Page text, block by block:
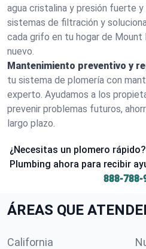
agua cristalina y presión fuerte
sistemas de filtración y
cada grifo en tu hogar de Mount
nuevo.
Mantenimiento preventivo y
tu sistema de plomería con
experto. Ayudamos a los
prevenir problemas futuros,
largo plazo.
¿Necesitas un plomero
Plumbing ahora para recibir
888-788-
ÁREAS QUE
California